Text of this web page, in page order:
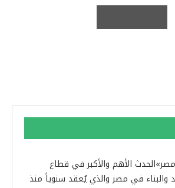
الأهم والأكبر في قطاع
والبناء في مصر والذي يُعقد سنوياً منذ